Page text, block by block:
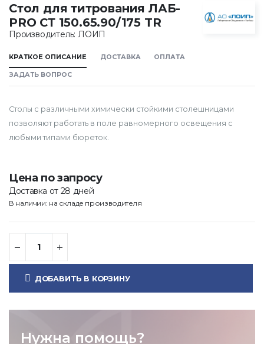
Стол для титрования ЛАБ-
PRO СТ 150.65.90/175 TR
Производитель: ЛОИП
КРАТКОЕ ОПИСАНИЕ ДОСТАВКА ОПЛАТА
ЗАДАТЬ ВОПРОС
Столы с различными химически стойкими столешницами
позволяют работать в поле равномерного освещения с
любыми типами бюреток.
Цена по запросу
Доставка от 28 дней
В наличии: на складе производителя
ДОБАВИТЬ В КОРЗИНУ
Нужна помощь?